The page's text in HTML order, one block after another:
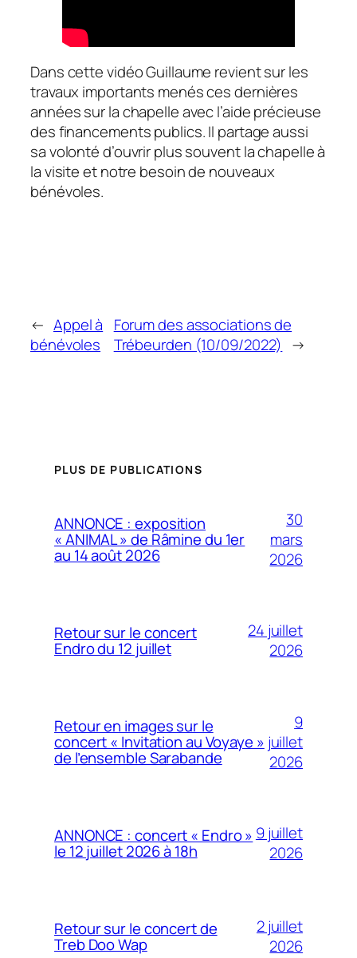
Dans cette vidéo Guillaume revient sur les
travaux importants menés ces dernières
années sur la chapelle avec l’aide précieuse
des financements publics. Il partage aussi
sa volonté d’ouvrir plus souvent la chapelle à
la visite et notre besoin de nouveaux
bénévoles.
← Appel à
bénévoles
Forum des associations de
Trébeurden (10/09/2022) →
PLUS DE PUBLICATIONS
ANNONCE : exposition
« ANIMAL » de Râmine du 1er
au 14 août 2026
30
mars
2026
Retour sur le concert
Endro du 12 juillet
24 juillet
2026
Retour en images sur le
concert « Invitation au Voyaye »
de l’ensemble Sarabande
9
juillet
2026
ANNONCE : concert « Endro »
le 12 juillet 2026 à 18h
9 juillet
2026
Retour sur le concert de
Treb Doo Wap
2 juillet
2026